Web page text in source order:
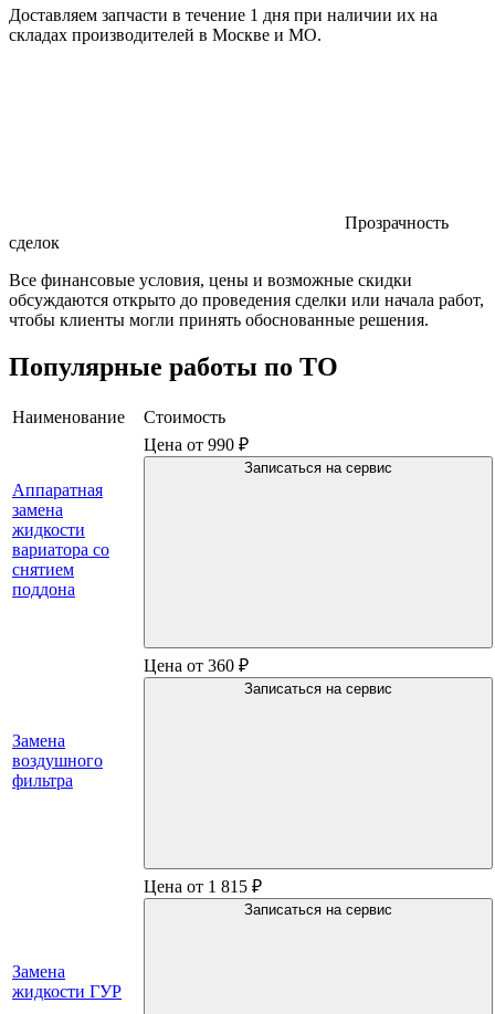
Доставляем запчасти в течение 1 дня при наличии их на
складах производителей в Москве и МО.
Прозрачность
сделок
Все финансовые условия, цены и возможные скидки
обсуждаются открыто до проведения сделки или начала работ,
чтобы клиенты могли принять обоснованные решения.
Популярные работы по ТО
Наименование Стоимость
Аппаратная
замена
жидкости
вариатора со
снятием
поддона
Цена от 990 ₽
Записаться на сервис
Замена
воздушного
фильтра
Цена от 360 ₽
Записаться на сервис
Замена
жидкости ГУР
Цена от 1 815 ₽
Записаться на сервис